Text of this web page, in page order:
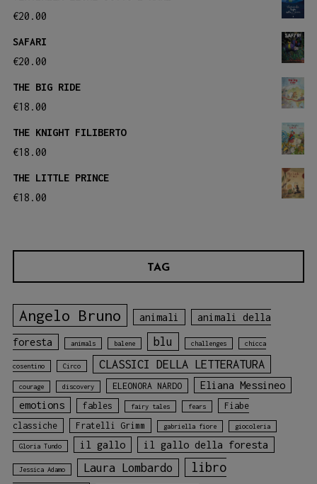
€20.00
SAFARI
€20.00
THE BIG RIDE
€18.00
THE KNIGHT FILIBERTO
€18.00
THE LITTLE PRINCE
€18.00
TAG
Angelo Bruno animali animali della
foresta animals balene blu challenges chicca
cosentino Circo CLASSICI DELLA LETTERATURA
courage discovery ELEONORA NARDO
Eliana Messineo
emotions
fables fairy tales fears
Fiabe
classiche
Fratelli Grimm gabriella fiore giocoleria
Gloria Tundo il gallo il gallo della foresta
Jessica Adamo Laura Lombardo
libro